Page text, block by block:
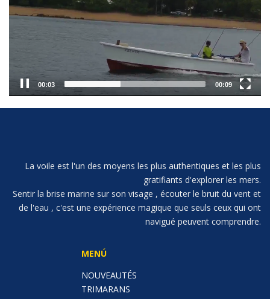
00:04 00:09
La voile est l'un des moyens les plus authentiques et les plus
gratifiants d'explorer les mers.
Sentir la brise marine sur son visage , écouter le bruit du vent et
de l'eau , c'est une expérience magique que seuls ceux qui ont
navigué peuvent comprendre.
MENÚ
NOUVEAUTÉS
TRIMARANS